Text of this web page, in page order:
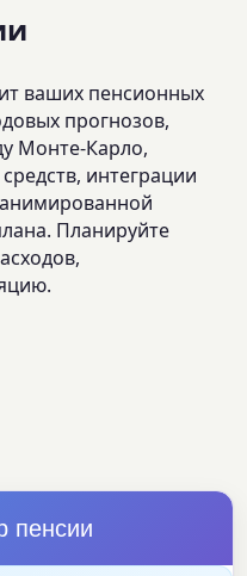
ваших пенсионных
прогнозов,
Монте-Карло,
интеграции
Планируйте
пенсии